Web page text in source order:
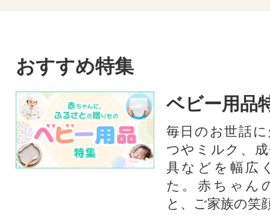
おすすめ特集
ベビー用品
毎日のお世話
つやミルク、
具などを幅広
た。赤ちゃん
と、ご家族の笑